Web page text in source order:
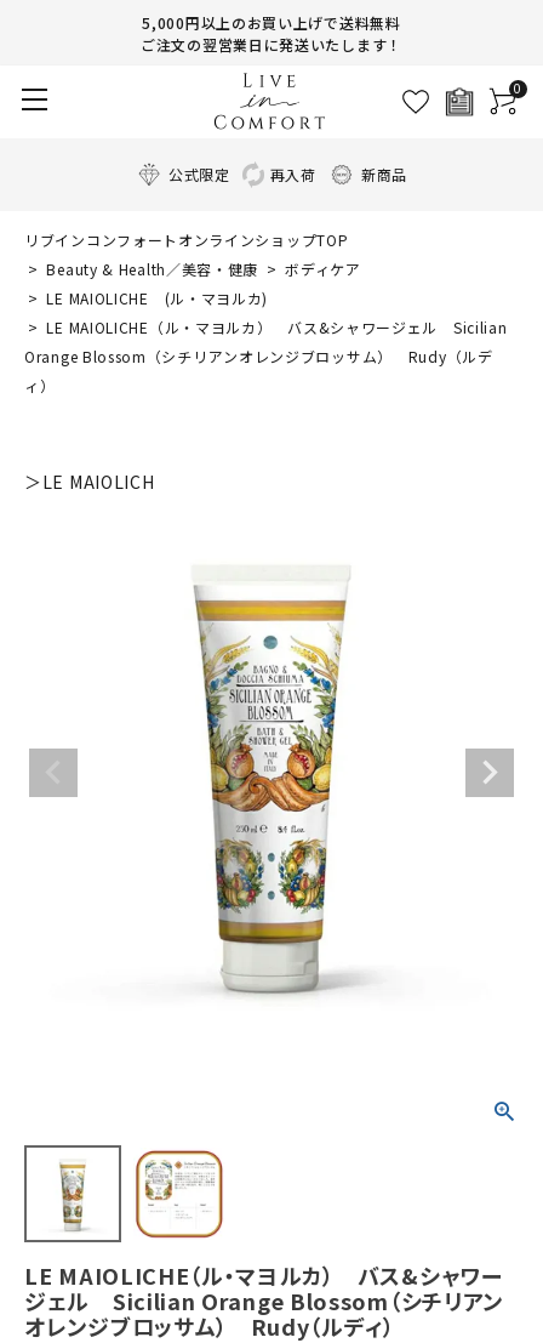
5,000円以上のお買い上げで送料無料
ご注文の翌営業日に発送いたします！
0
公式限定 再入荷 新商品
リブインコンフォートオンラインショップTOP
Beauty & Health／美容・健康
ボディケア
LE MAIOLICHE (ル・マヨルカ)
LE MAIOLICHE（ル・マヨルカ） バス&シャワージェル Sicilian
Orange Blossom（シチリアンオレンジブロッサム） Rudy（ルデ
ィ）
＞LE MAIOLICH
LE MAIOLICHE（ル・マヨルカ） バス&シャワー
ジェル Sicilian Orange Blossom（シチリアン
オレンジブロッサム） Rudy（ルディ）